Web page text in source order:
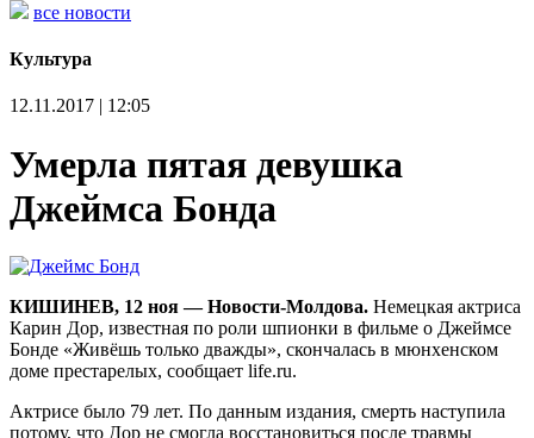
все новости
Культура
12.11.2017 | 12:05
Умерла пятая девушка
Джеймса Бонда
КИШИНЕВ, 12 ноя — Новости-Молдова. Немецкая актриса
Карин Дор, известная по роли шпионки в фильме о Джеймсе
Бонде «Живёшь только дважды», скончалась в мюнхенском
доме престарелых, сообщает life.ru.
Актрисе было 79 лет. По данным издания, смерть наступила
потому, что Дор не смогла восстановиться после травмы